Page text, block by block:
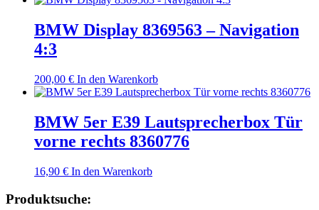
BMW Display 8369563 – Navigation
4:3
200,00 € In den Warenkorb
BMW 5er E39 Lautsprecherbox Tür
vorne rechts 8360776
16,90 € In den Warenkorb
Produktsuche: